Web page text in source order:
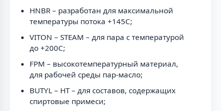
HNBR – разработан для максимальной
температуры потока +145С;
VITON – STEAM – для пара с температурой
до +200С;
FPM – высокотемпературный материал,
для рабочей среды пар-масло;
BUTYL – HT – для составов, содержащих
спиртовые примеси;